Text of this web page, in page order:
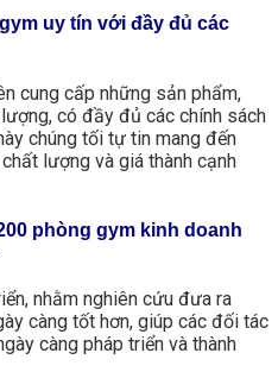
uy tín với đầy đủ các
cung cấp những sản phẩm,
có đầy đủ các chính sách
chúng tối tự tin mang đến
lượng và giá thành cạnh
phòng gym kinh doanh
nhằm nghiên cứu đưa ra
càng tốt hơn, giúp các đối tác
càng pháp triển và thành